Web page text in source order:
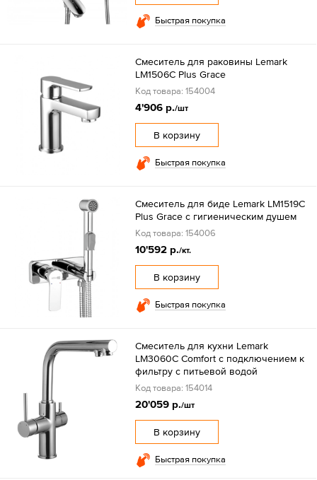
Быстрая покупка
Смеситель для раковины Lemark
LM1506C Plus Grace
Код товара: 154004
4'906 р./шт
В корзину
Быстрая покупка
Смеситель для биде Lemark LM1519C
Plus Grace с гигиеническим душем
Код товара: 154006
10'592 р./кт.
В корзину
Быстрая покупка
Смеситель для кухни Lemark
LM3060C Comfort с подключением к
фильтру с питьевой водой
Код товара: 154014
20'059 р./шт
В корзину
Быстрая покупка